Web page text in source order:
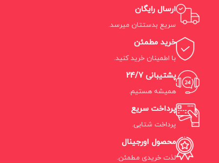
ارسال رایگان
سریع بدستتان میرسد.
خرید مطمئن
با اطمینان خرید کنید.
پشتیبانی 24/7
همیشه هستیم.
پرداخت سریع
پرداخت شتابی.
محصول اورجینال
لذت خریدی مطمئن.